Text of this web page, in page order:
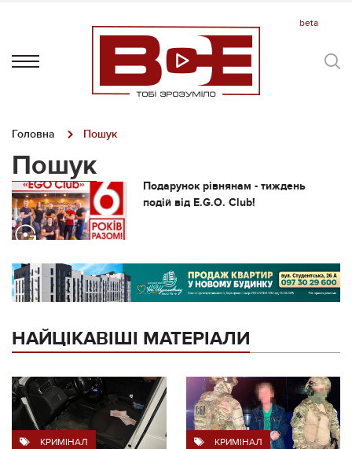
Головна Пошук
Пошук
Подарунок рівнянам - тиждень
подій від E.G.O. Club!
НАЙЦІКАВІШІ МАТЕРІАЛИ
КРИМІНАЛ КРИМІНАЛ